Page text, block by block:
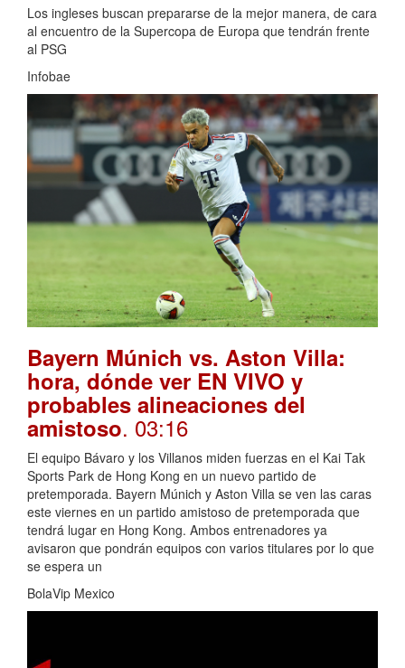
Los ingleses buscan prepararse de la mejor manera, de cara
al encuentro de la Supercopa de Europa que tendrán frente
al PSG
Infobae
Bayern Múnich vs. Aston Villa:
hora, dónde ver EN VIVO y
probables alineaciones del
amistoso. 03:16
El equipo Bávaro y los Villanos miden fuerzas en el Kai Tak
Sports Park de Hong Kong en un nuevo partido de
pretemporada. Bayern Múnich y Aston Villa se ven las caras
este viernes en un partido amistoso de pretemporada que
tendrá lugar en Hong Kong. Ambos entrenadores ya
avisaron que pondrán equipos con varios titulares por lo que
se espera un
BolaVip Mexico